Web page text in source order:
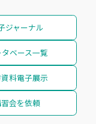
ジャーナル
ベース一覧
料電子展示
会を依頼